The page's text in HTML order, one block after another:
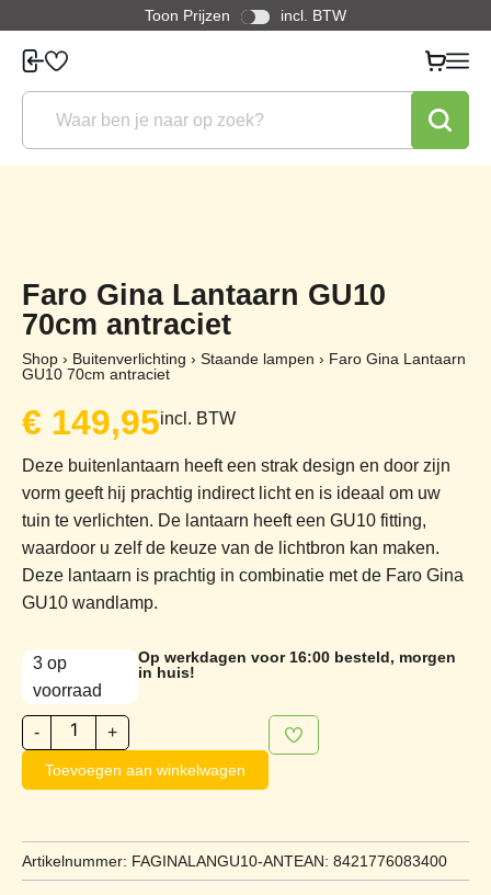
Toon Prijzen incl. BTW
Faro Gina Lantaarn GU10
70cm antraciet
Shop › Buitenverlichting › Staande lampen › Faro Gina Lantaarn
GU10 70cm antraciet
€ 149,95incl. BTW
Deze buitenlantaarn heeft een strak design en door zijn
vorm geeft hij prachtig indirect licht en is ideaal om uw
tuin te verlichten. De lantaarn heeft een GU10 fitting,
waardoor u zelf de keuze van de lichtbron kan maken.
Deze lantaarn is prachtig in combinatie met de Faro Gina
GU10 wandlamp.
3 op
voorraad
Op werkdagen voor 16:00 besteld, morgen
in huis!
- +
Toevoegen aan winkelwagen
Artikelnummer: FAGINALANGU10-ANTEAN: 8421776083400